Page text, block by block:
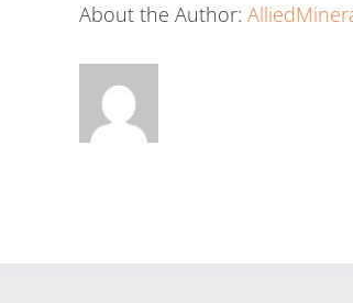
About the Author: